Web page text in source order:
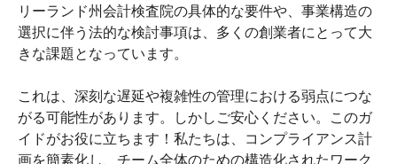
リーランド州会計検査院の具体的な要件や、事業構造の
選択に伴う法的な検討事項は、多くの創業者にとって大
きな課題となっています。
これは、深刻な遅延や複雑性の管理における弱点につな
がる可能性があります。しかしご安心ください。このガ
イドがお役に立ちます！私たちは、コンプライアンス計
画を簡素化し、チーム全体のための構造化されたワーク